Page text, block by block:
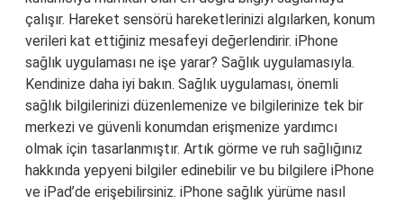
çalışır. Hareket sensörü hareketlerinizi algılarken, konum
verileri kat ettiğiniz mesafeyi değerlendirir. iPhone
sağlık uygulaması ne işe yarar? Sağlık uygulamasıyla.
Kendinize daha iyi bakın. Sağlık uygulaması, önemli
sağlık bilgilerinizi düzenlemenize ve bilgilerinize tek bir
merkezi ve güvenli konumdan erişmenize yardımcı
olmak için tasarlanmıştır. Artık görme ve ruh sağlığınız
hakkında yepyeni bilgiler edinebilir ve bu bilgilere iPhone
ve iPad’de erişebilirsiniz. iPhone sağlık yürüme nasıl